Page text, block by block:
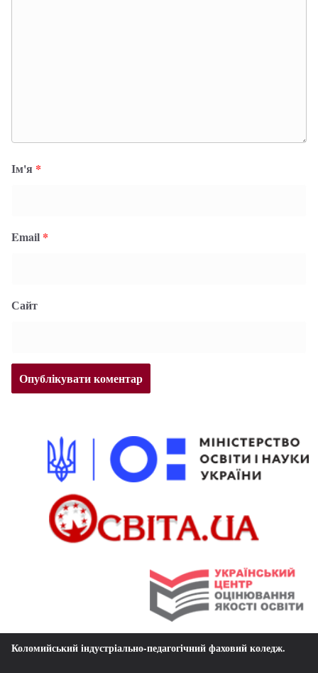
Ім'я *
Email *
Сайт
Коломийський індустріально-педагогічний фаховий коледж.